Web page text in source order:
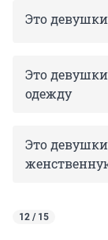
Это
Это
одежду
Это
12 / 15